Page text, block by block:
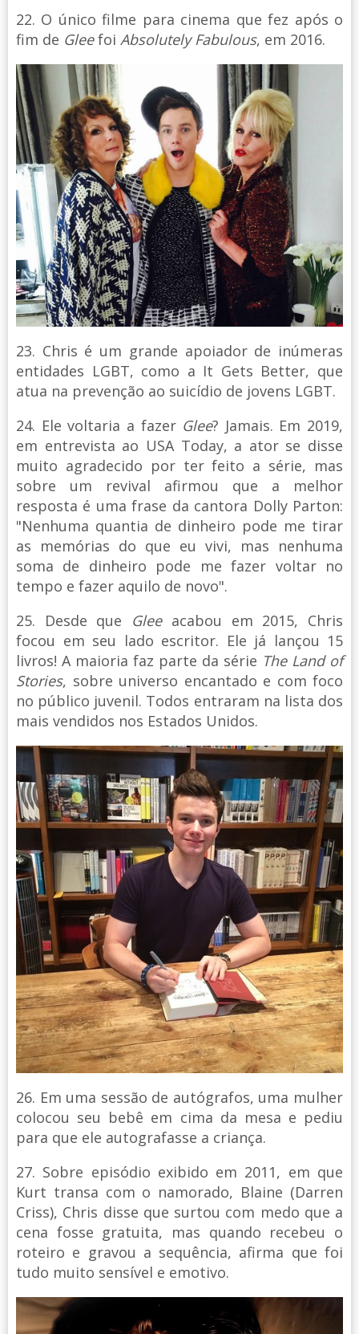
22. O único filme para cinema que fez após o
fim de Gleefoi Absolutely Fabulous, em 2016.
23. Chris é um grande apoiador de inúmeras
entidades LGBT, como a It Gets Better, que
atua na prevenção ao suicídio de jovens LGBT.
24. Ele voltaria a fazer Glee? Jamais. Em 2019,
em entrevista ao USA Today, a ator se disse
muito agradecido por ter feito a série, mas
sobre um revival afirmou que a melhor
resposta é uma frase da cantora Dolly Parton:
"Nenhuma quantia de dinheiro pode me tirar
as memórias do que eu vivi, mas nenhuma
soma de dinheiro pode me fazer voltar no
tempo e fazer aquilo de novo".
25. Desde que Gleeacabou em 2015, Chris
focou em seu lado escritor. Ele já lançou 15
livros! A maioria faz parte da série The Land of
Stories, sobre universo encantado e com foco
no público juvenil. Todos entraram na lista dos
mais vendidos nos Estados Unidos.
26. Em uma sessão de autógrafos, uma mulher
colocou seu bebê em cima da mesa e pediu
para que ele autografasse a criança.
27. Sobre episódio exibido em 2011, em que
Kurt transa com o namorado, Blaine (Darren
Criss), Chris disse que surtou com medo que a
cena fosse gratuita, mas quando recebeu o
roteiro e gravou a sequência, afirma que foi
tudo muito sensível e emotivo.